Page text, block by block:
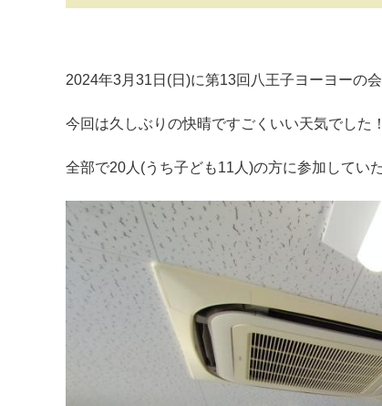
2024年3月31日(日)に第13回八王子ヨーヨーの会
今回は久しぶりの快晴ですごくいい天気でした！
全部で20人(うち子ども11人)の方に参加してい
マイメディア検索